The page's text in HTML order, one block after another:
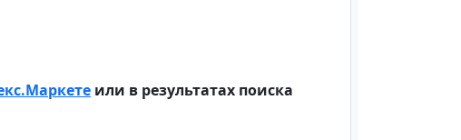
или в результатах поиска